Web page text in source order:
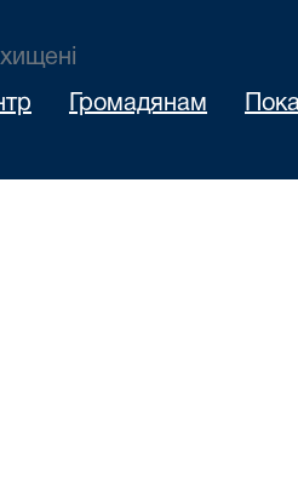
Громадянам